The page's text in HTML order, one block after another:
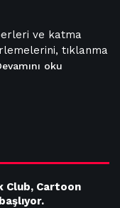
ve katma
tıklanma
oku
Club, Cartoon